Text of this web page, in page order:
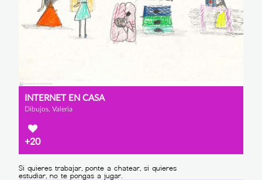
INTERNET EN CASA
Dibujos, Valeria
+20